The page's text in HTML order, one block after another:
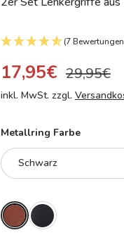
(7
17,95€ 29,95€
inkl. MwSt. zzgl.
Metallring Farbe
Schwarz